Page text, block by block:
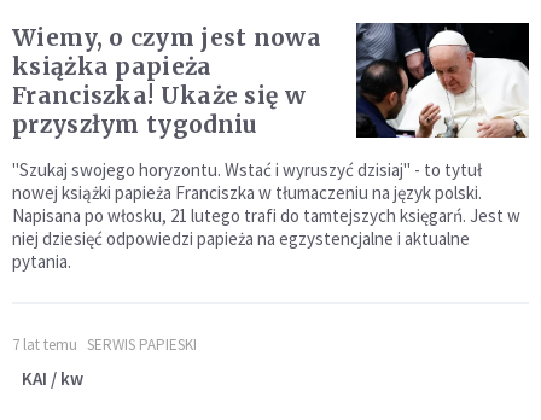
Wiemy, o czym jest nowa
książka papieża
Franciszka! Ukaże się w
przyszłym tygodniu
"Szukaj swojego horyzontu. Wstać i wyruszyć dzisiaj" - to tytuł
nowej książki papieża Franciszka w tłumaczeniu na język polski.
Napisana po włosku, 21 lutego trafi do tamtejszych księgarń. Jest w
niej dziesięć odpowiedzi papieża na egzystencjalne i aktualne
pytania.
7 lat temu SERWIS PAPIESKI
KAI / kw